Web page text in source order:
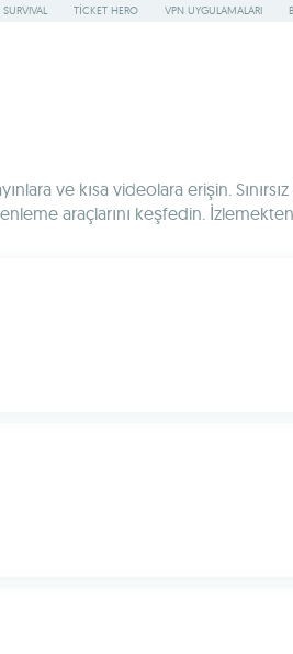
TICKET HERO VPN UYGULAMALARI
ve kısa videolara erişin.
araçlarını keşfedin.